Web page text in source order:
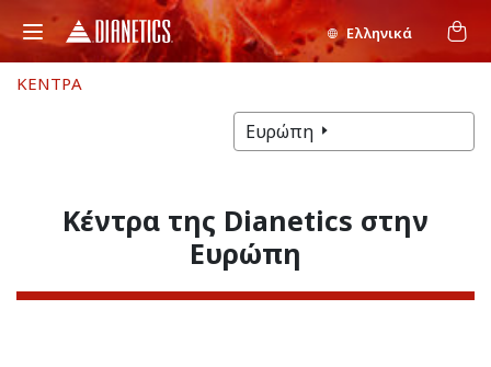
Ελληνικά
ΚΕΝΤΡΑ
Ευρώπη
Κέντρα της Dianetics στην
Ευρώπη